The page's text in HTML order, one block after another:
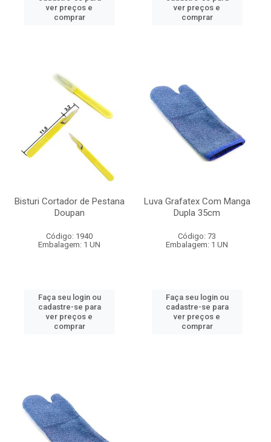
ver preços e
comprar
ver preços e
comprar
Bisturi Cortador de Pestana
Doupan
Código: 1940
Embalagem: 1 UN
Faça seu login ou
cadastre-se para
ver preços e
comprar
Luva Grafatex Com Manga
Dupla 35cm
Código: 73
Embalagem: 1 UN
Faça seu login ou
cadastre-se para
ver preços e
comprar